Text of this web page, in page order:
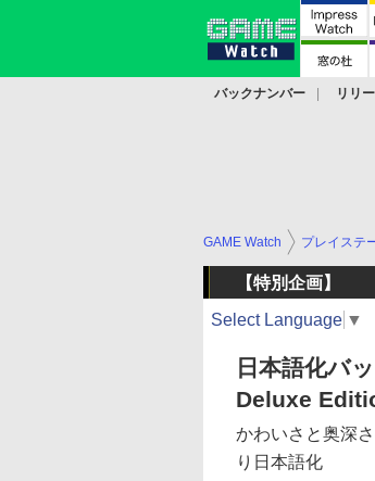
バックナンバー リリ
GAME Watch プレイステ
【特別企画】
Select Language ▼
日本語化バ
Deluxe
かわいさと奥深
り日本語化